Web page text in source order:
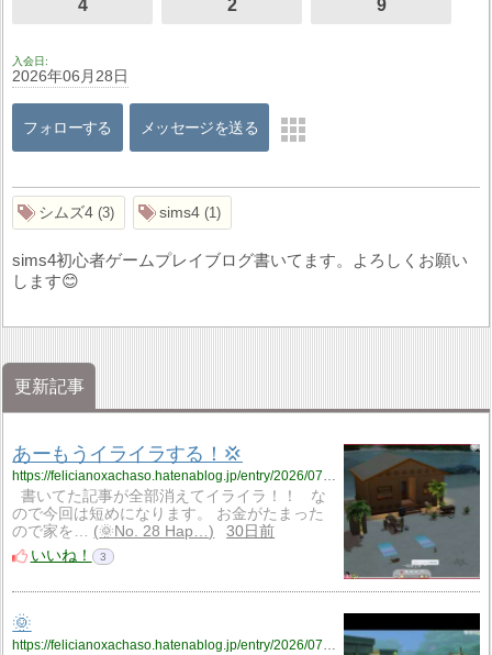
4 2 9
入会日
2026年06月28日
フォローする メッセージを送る
シムズ4 3 sims4 1
sims4初心者ゲームプレイブログ書いてます。よろしくお願い
します😊
更新記事
あーもうイライラする！💢
https://felicianoxachaso.hatenablog.jp/entry/2026/07/08/085342
書いてた記事が全部消えてイライラ！！ な
ので今回は短めになります。 お金がたまった
ので家を…
🌞No. 28 Hap…
30日前
いいね！
3
🌞
https://felicianoxachaso.hatenablog.jp/entry/2026/07/06/055018